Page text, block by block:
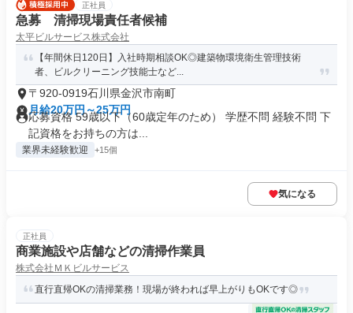
正社員
急募 清掃現場責任者候補
太平ビルサービス株式会社
【年間休日120日】入社時期相談OK◎建築物環境衛生管理技術
者、ビルクリーニング技能士など...
〒920-0919石川県金沢市南町
月給20万円～25万円
応募資格 59歳以下（60歳定年のため） 学歴不問 経験不問 下
記資格をお持ちの方は...
業界未経験歓迎 +15個
気になる
正社員
商業施設や店舗などの清掃作業員
株式会社ＭＫビルサービス
直行直帰OKの清掃業務！現場が終われば早上がりもOKです◎